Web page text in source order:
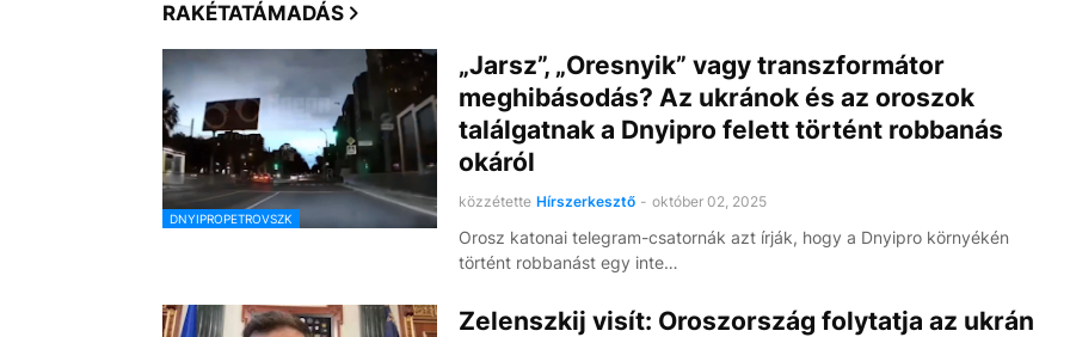
RAKÉTATÁMADÁS
DNYIPROPETROVSZK
„Jarsz”, „Oresnyik” vagy transzformátor
meghibásodás? Az ukránok és az oroszok
találgatnak a Dnyipro felett történt robbanás
okáról
közzétette Hírszerkesztő - október 02, 2025
Orosz katonai telegram-csatornák azt írják, hogy a Dnyipro környékén
történt robbanást egy inte…
Zelenszkij visít: Oroszország folytatja az ukrán